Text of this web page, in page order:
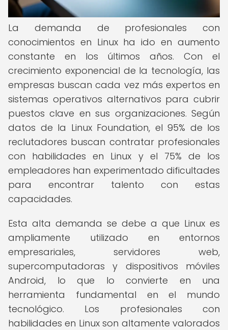
La demanda de profesionales con
conocimientos en Linux ha ido en aumento
constante en los últimos años. Con el
crecimiento exponencial de la tecnología, las
empresas buscan cada vez más expertos en
sistemas operativos alternativos para cubrir
puestos clave en sus organizaciones. Según
datos de la Linux Foundation, el 95% de los
reclutadores buscan contratar profesionales
con habilidades en Linux y el 75% de los
empleadores han experimentado dificultades
para encontrar talento con estas
capacidades.
Esta alta demanda se debe a que Linux es
ampliamente utilizado en entornos
empresariales, servidores web,
supercomputadoras y dispositivos móviles
Android, lo que lo convierte en una
herramienta fundamental en el mundo
tecnológico. Los profesionales con
habilidades en Linux son altamente valorados